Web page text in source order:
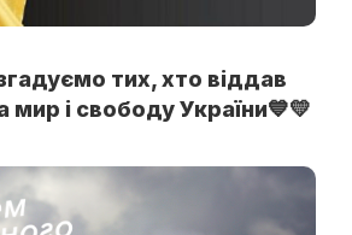
тих, хто віддав
мир і свободу України💙💛